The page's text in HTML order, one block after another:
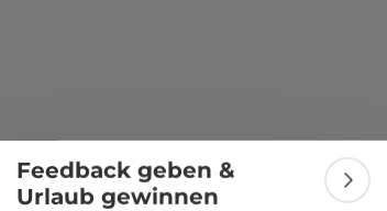
Feedback geben &
Urlaub gewinnen